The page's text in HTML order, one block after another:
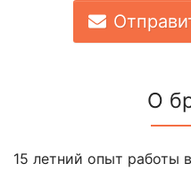
О
15 летний опыт работы